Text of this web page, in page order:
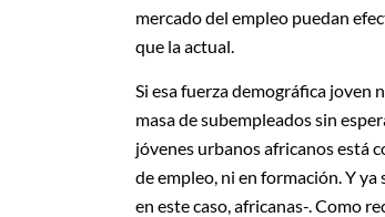
mercado del empleo puedan
que la actual.
Si esa fuerza demográfica joven
masa de subempleados sin
jóvenes urbanos africanos está
de empleo, ni en formación. Y
en este caso, africanas-. Como